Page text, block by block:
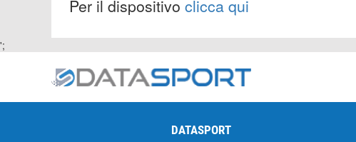
Per il dispositivo clicca qui
';
DATASPORT